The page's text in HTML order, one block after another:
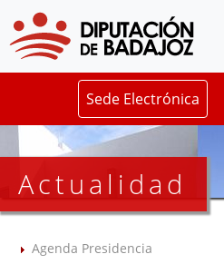
Sede Electrónica
Actualidad
Agenda Presidencia